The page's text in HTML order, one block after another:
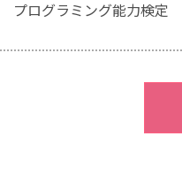
プログラミング能力検定